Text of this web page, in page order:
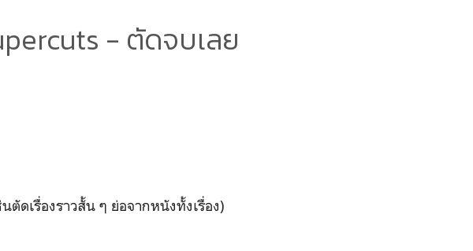
- ตัดจบเลย
ดเรื่องราวสั้น ๆ ย่อจากหนังทั้งเรื่อง)